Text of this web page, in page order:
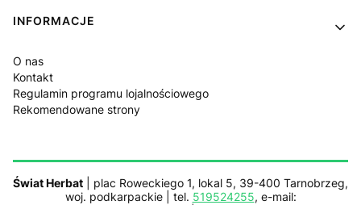
INFORMACJE
O nas
Kontakt
Regulamin programu lojalnościowego
Rekomendowane strony
Świat Herbat | plac Roweckiego 1, lokal 5, 39-400 Tarnobrzeg,
woj. podkarpackie | tel. 519524255, e-mail: